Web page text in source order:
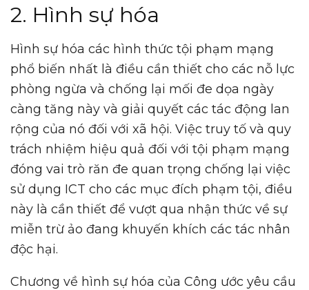
2. Hình sự hóa
Hình sự hóa các hình thức tội phạm mạng
phổ biến nhất là điều cần thiết cho các nỗ lực
phòng ngừa và chống lại mối đe dọa ngày
càng tăng này và giải quyết các tác động lan
rộng của nó đối với xã hội. Việc truy tố và quy
trách nhiệm hiệu quả đối với tội phạm mạng
đóng vai trò răn đe quan trọng chống lại việc
sử dụng ICT cho các mục đích phạm tội, điều
này là cần thiết để vượt qua nhận thức về sự
miễn trừ ảo đang khuyến khích các tác nhân
độc hại.
Chương về hình sự hóa của Công ước yêu cầu